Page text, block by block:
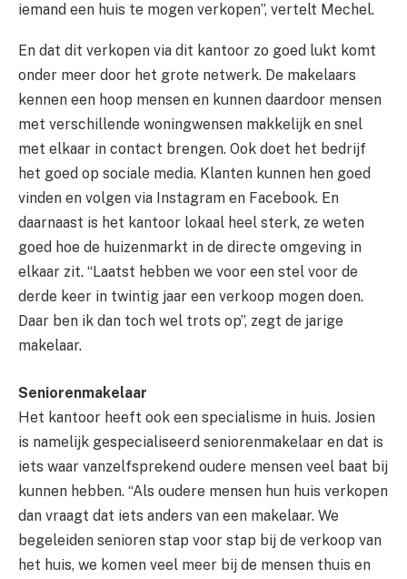
iemand een huis te mogen verkopen”, vertelt Mechel.
En dat dit verkopen via dit kantoor zo goed lukt komt
onder meer door het grote netwerk. De makelaars
kennen een hoop mensen en kunnen daardoor mensen
met verschillende woningwensen makkelijk en snel
met elkaar in contact brengen. Ook doet het bedrijf
het goed op sociale media. Klanten kunnen hen goed
vinden en volgen via Instagram en Facebook. En
daarnaast is het kantoor lokaal heel sterk, ze weten
goed hoe de huizenmarkt in de directe omgeving in
elkaar zit. “Laatst hebben we voor een stel voor de
derde keer in twintig jaar een verkoop mogen doen.
Daar ben ik dan toch wel trots op”, zegt de jarige
makelaar.
Seniorenmakelaar
Het kantoor heeft ook een specialisme in huis. Josien
is namelijk gespecialiseerd seniorenmakelaar en dat is
iets waar vanzelfsprekend oudere mensen veel baat bij
kunnen hebben. “Als oudere mensen hun huis verkopen
dan vraagt dat iets anders van een makelaar. We
begeleiden senioren stap voor stap bij de verkoop van
het huis, we komen veel meer bij de mensen thuis en